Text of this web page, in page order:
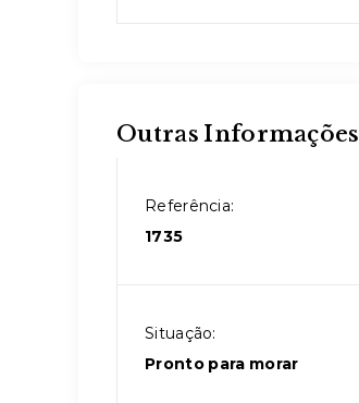
Outras Informações
Referência:
1735
Situação:
Pronto para morar